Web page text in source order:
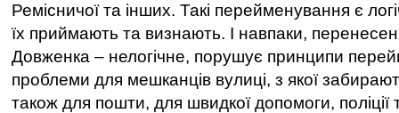
Ремісничої та інших. Такі перейменування є
їх приймають та визнають. І навпаки,
Довженка – нелогічне, порушує принципи
проблеми для мешканців вулиці, з якої
також для пошти, для швидкої допомоги, поліції